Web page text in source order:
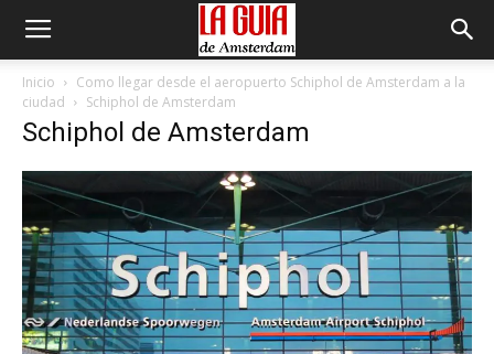
Inicio
Como llegar desde el aeropuerto Schiphol de Amsterdam a la
ciudad
Schiphol de Amsterdam
Schiphol de Amsterdam